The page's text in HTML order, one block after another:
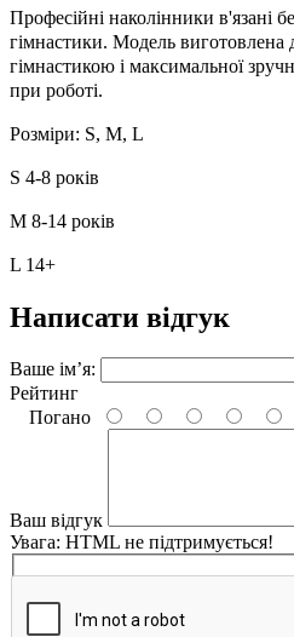
Професійні наколінники в'язані
гімнастики. Модель виготовлена
гімнастикою і максимальної
при роботі.
Розміри: S, М, L
S 4-8 років
М 8-14 років
L 14+
Написати відгук
Ваше ім’я:
Рейтинг
Погано
Ваш відгук
Увага: HTML не підтримується!